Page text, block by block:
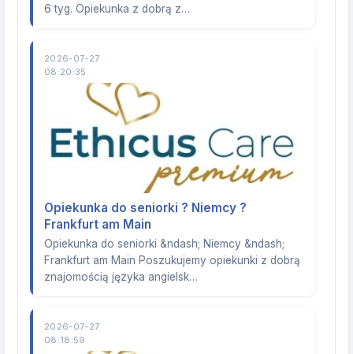
6 tyg. Opiekunka z dobrą z…
2026-07-27
08:20:35
Opiekunka do seniorki ? Niemcy ?
Frankfurt am Main
Opiekunka do seniorki &ndash; Niemcy &ndash;
Frankfurt am Main Poszukujemy opiekunki z dobrą
znajomością języka angielsk…
2026-07-27
08:18:59